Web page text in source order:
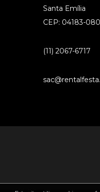
Santa Emília
CEP: 04183-080
(11) 2067-6717